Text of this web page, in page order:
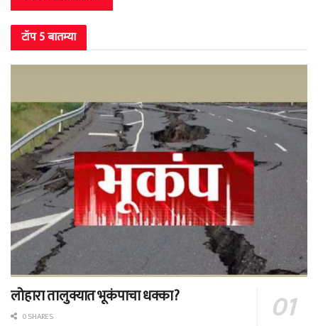
टॉप 5 बातम्या
लोहारा तालुक्यात भूकंपाचा धक्का?
0 SHARES